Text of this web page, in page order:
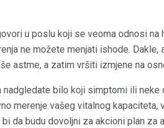
u poslu koji se veoma odnosi
ne možete menjati ishode.
astme, a zatim vršiti izmjene na
nadgledate bilo koji simptomi ili
merenje vašeg vitalnog kapaciteta,
da budu dovoljni za akcioni plan za